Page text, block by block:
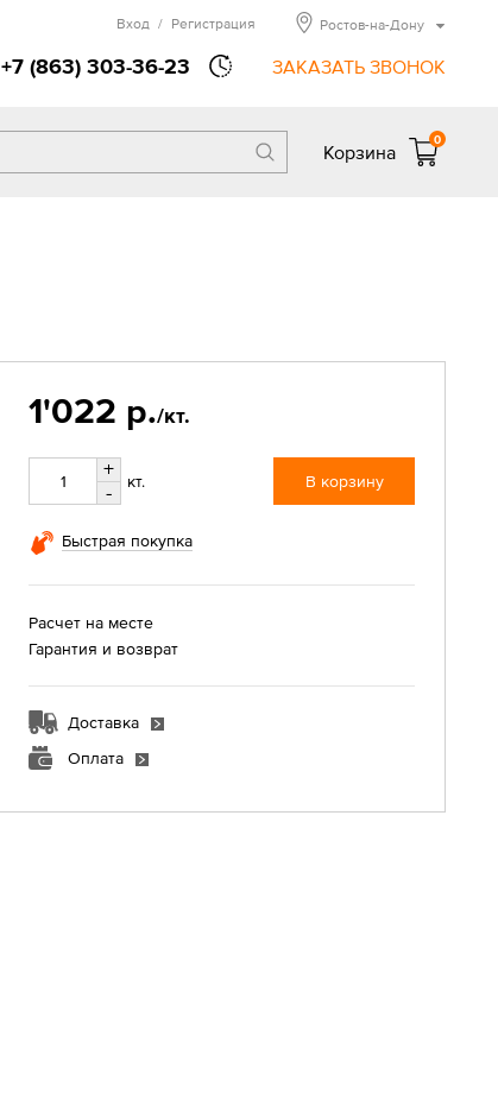
+7 (863) 303-36-23 ЗАКАЗАТЬ ЗВОНОК
Вход / Регистрация Ростов-на-Дону
Корзина
0
1'022 р./кт.
+
-
кт. В корзину
Быстрая покупка
Расчет на месте
Гарантия и возврат
Доставка
Оплата